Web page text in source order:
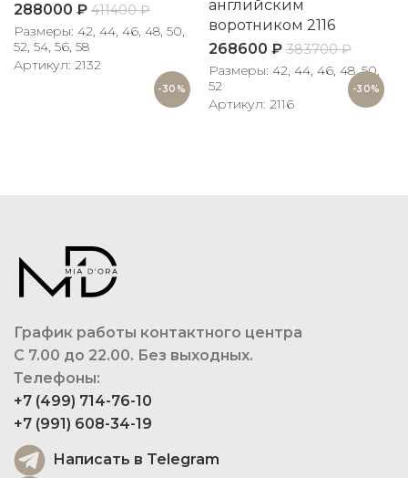
-30%
288000 ₽ 411400₽
Размеры: 42, 44, 46, 48, 50,
52, 54, 56, 58
Артикул: 2132
-30%
английским
воротником 2116
268600 ₽ 383700₽
Размеры: 42, 44, 46, 48, 50,
52
Артикул: 2116
График работы контактного центра
С 7.00 до 22.00. Без выходных.
Телефоны:
+7 (499) 714-76-10
+7 (991) 608-34-19
Написать в Telegram